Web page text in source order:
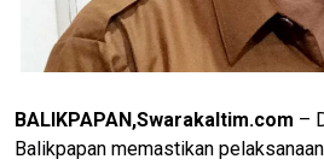
BALIKPAPAN,Swarakaltim.com –
Balikpapan memastikan